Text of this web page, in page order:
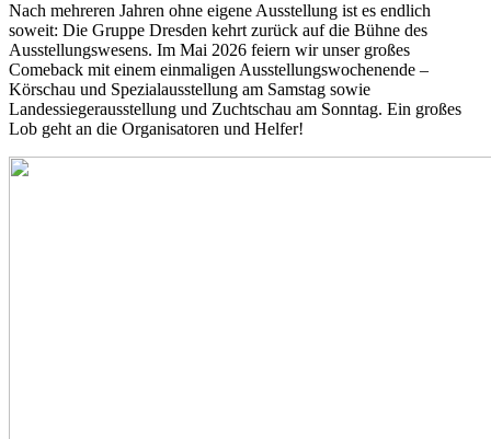
Nach mehreren Jahren ohne eigene Ausstellung ist es endlich
soweit: Die Gruppe Dresden kehrt zurück auf die Bühne des
Ausstellungswesens. Im Mai 2026 feiern wir unser großes
Comeback mit einem einmaligen Ausstellungswochenende –
Körschau und Spezialausstellung am Samstag sowie
Landessiegerausstellung und Zuchtschau am Sonntag. Ein großes
Lob geht an die Organisatoren und Helfer!